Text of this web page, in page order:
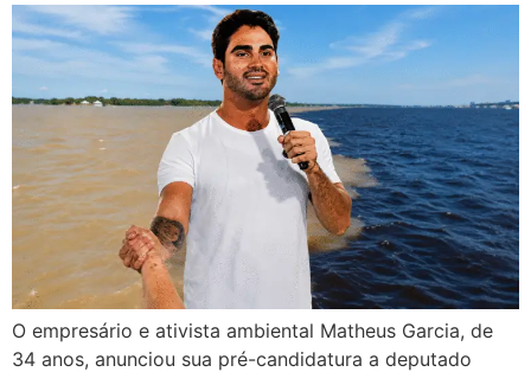
O empresário e ativista ambiental Matheus Garcia, de
34 anos, anunciou sua pré-candidatura a deputado